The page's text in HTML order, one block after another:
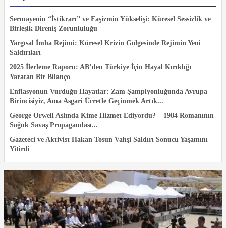
Sermayenin “İstikrarı” ve Faşizmin Yükselişi: Küresel Sessizlik ve
Birleşik Direniş Zorunluluğu
Yargısal İmha Rejimi: Küresel Krizin Gölgesinde Rejimin Yeni
Saldırıları
2025 İlerleme Raporu: AB’den Türkiye İçin Hayal Kırıklığı
Yaratan Bir Bilanço
Enflasyonun Vurduğu Hayatlar: Zam Şampiyonluğunda Avrupa
Birincisiyiz, Ama Asgari Ücretle Geçinmek Artık...
George Orwell Aslında Kime Hizmet Ediyordu? – 1984 Romanının
Soğuk Savaş Propagandası...
Gazeteci ve Aktivist Hakan Tosun Vahşi Saldırı Sonucu Yaşamını
Yitirdi